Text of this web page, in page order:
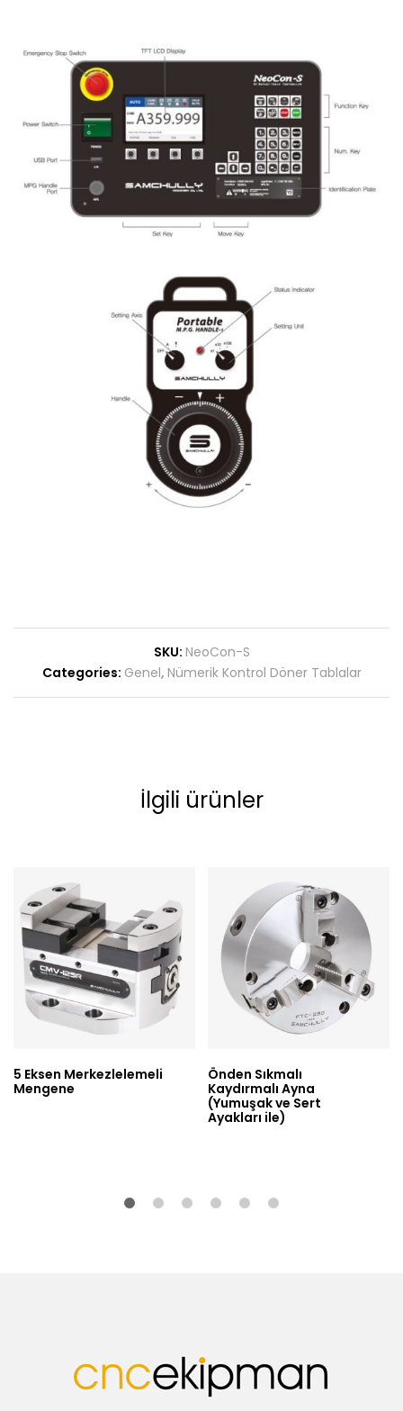
SKU: NeoCon-S
Categories: Genel, Nümerik Kontrol Döner Tablalar
İlgili ürünler
5 Eksen Merkezlelemeli
Mengene
Önden Sıkmalı
Kaydırmalı Ayna
(Yumuşak ve Sert
Ayakları ile)